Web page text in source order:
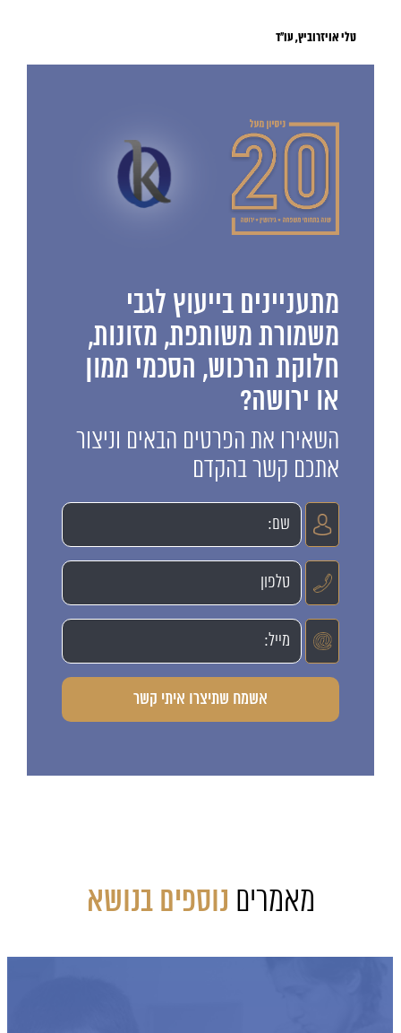
טלי אויזרוביץ, עו"ד
מתעניינים בייעוץ לגבי
משמורת משותפת, מזונות,
חלוקת הרכוש, הסכמי ממון
או ירושה?
השאירו את הפרטים הבאים וניצור
אתכם קשר בהקדם
מאמרים נוספים בנושא